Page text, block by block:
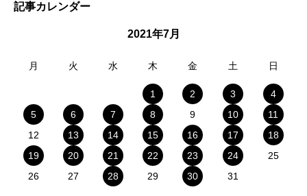
記事カレンダー
2021年7月
月 火 水 木 金 土 日
1 2 3
4
5
6 7 8 9 10
11
12
13 14 15 16 17
18
19
20 21 22 23 24
25
26
27 28 29 30 31